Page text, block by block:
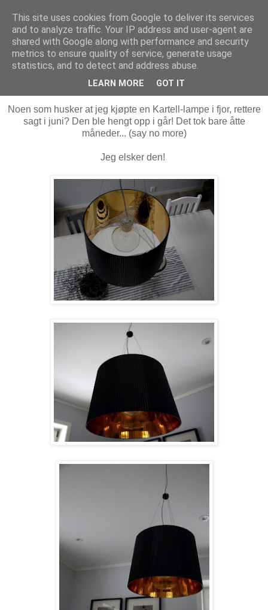
MARTHE EIDAHL
tirsdag 14. februar 2012
I love my Kartell
Noen som husker at jeg kjøpte en Kartell-lampe i fjor, rettere
sagt i juni? Den ble hengt opp i går! Det tok bare åtte
måneder... (say no more)
Jeg elsker den!
This site uses cookies from Google to deliver its services
and to analyze traffic. Your IP address and user-agent are
shared with Google along with performance and security
metrics to ensure quality of service, generate usage
statistics, and to detect and address abuse.
LEARN MORE GOT IT